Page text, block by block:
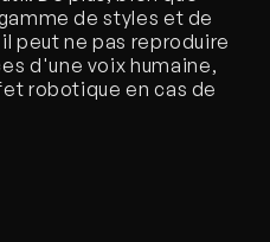
de styles et de
peut ne pas reproduire
d'une voix humaine,
robotique en cas de